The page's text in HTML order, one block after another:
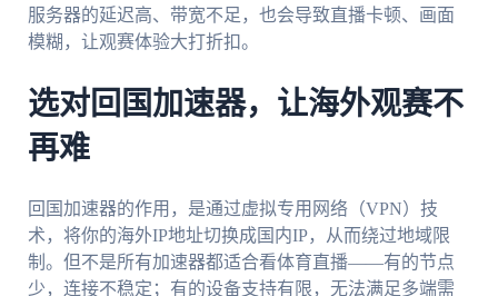
服务器的延迟高、带宽不足，也会导致直播卡顿、画面
模糊，让观赛体验大打折扣。
选对回国加速器，让海外观赛不
再难
回国加速器的作用，是通过虚拟专用网络（VPN）技
术，将你的海外IP地址切换成国内IP，从而绕过地域限
制。但不是所有加速器都适合看体育直播——有的节点
少，连接不稳定；有的设备支持有限，无法满足多端需